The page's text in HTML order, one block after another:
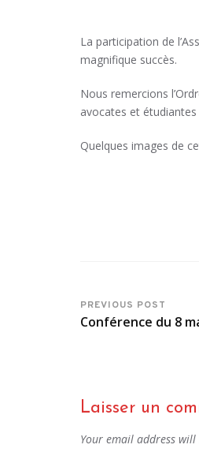
La participation de
magnifique succès.
Nous remercions
avocates et
Quelques images de
PREVIOUS POST
Conférence du 8
Laisser un
Your email address